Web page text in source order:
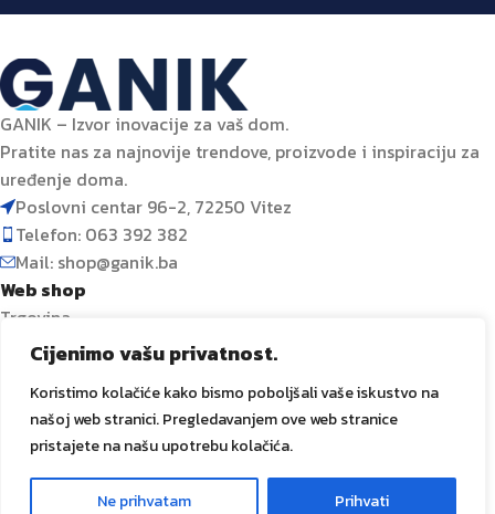
Cijenimo vašu privatnost.
Koristimo kolačiće kako bismo poboljšali vaše iskustvo na
našoj web stranici. Pregledavanjem ove web stranice
pristajete na našu upotrebu kolačića.
Ne prihvatam Prihvati
GANIK – Izvor inovacije za vaš dom.
Pratite nas za najnovije trendove, proizvode i inspiraciju za
uređenje doma.
Poslovni centar 96-2, 72250 Vitez
Telefon: 063 392 382
Mail: shop@ganik.ba
Web shop
Trgovina
Promocije
Dostava i plaćanje
Prati narudžbu
GANIK IDA d.o.o.
O nama
Ganik trendovi